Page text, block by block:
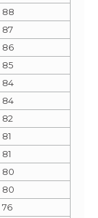
88
87
86
85
84
84
82
81
81
80
80
76